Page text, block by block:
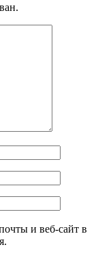
и веб-сайт в